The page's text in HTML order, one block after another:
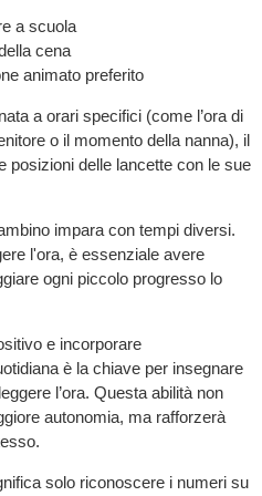
a scuola
cena
animato preferito
a orari specifici (come l’ora di
o il momento della nanna), il
posizioni delle lancette con le sue
impara con tempi diversi.
l'ora, è essenziale avere
ogni piccolo progresso lo
e incorporare
è la chiave per insegnare
l’ora. Questa abilità non
autonomia, ma rafforzerà
solo riconoscere i numeri su